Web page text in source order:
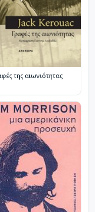
της αιωνιότητας